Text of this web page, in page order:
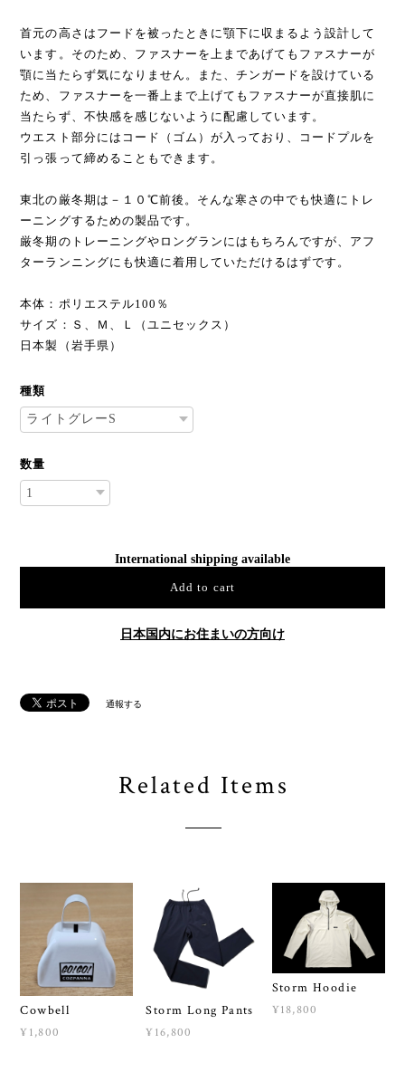
首元の高さはフードを被ったときに顎下に収まるよう設計して
います。そのため、ファスナーを上まであげてもファスナーが
顎に当たらず気になりません。また、チンガードを設けている
ため、ファスナーを一番上まで上げてもファスナーが直接肌に
当たらず、不快感を感じないように配慮しています。
ウエスト部分にはコード（ゴム）が入っており、コードプルを
引っ張って締めることもできます。
東北の厳冬期は－１０℃前後。そんな寒さの中でも快適にトレ
ーニングするための製品です。
厳冬期のトレーニングやロングランにはもちろんですが、アフ
ターランニングにも快適に着用していただけるはずです。
本体：ポリエステル100％
サイズ：Ｓ、Ｍ、Ｌ（ユニセックス）
日本製（岩手県）
種類
数量
International shipping available
Add to cart
日本国内にお住まいの方向け
通報する
Related Items
Cowbell
¥1,800
Storm Long Pants
¥16,800
Storm Hoodie
¥18,800